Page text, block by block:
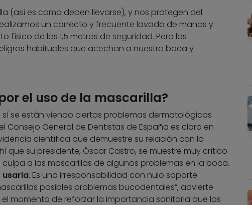
(así es como deben llevarse), y nos protegen del
un correcto y frecuente lavado de manos y
físico de los 1,5 metros de seguridad. Pero las
habituales que acechan a nuestra boca y
el uso de la mascarilla?
se están viendo ciertos problemas dermatológicos
Consejo General de Dentistas de España es claro en
científica que demuestre su relación con la
que su presidente, Óscar Castro, se muestre muy crítico
a las mascarillas de algunos problemas en la boca.
usarla. Es una irresponsabilidad con nulo soporte
posibles problemas bucodentales”, advierte
momento de reforzar la importancia sanitaria que los